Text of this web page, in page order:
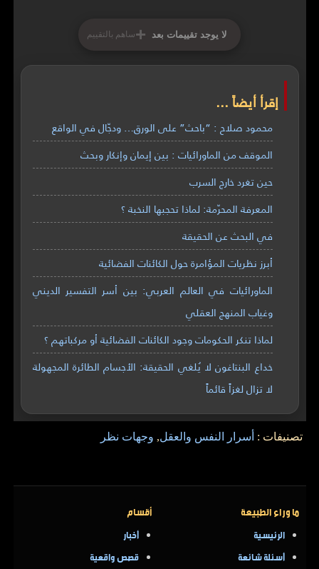
لا يوجد تقييمات بعد +ساهم بالتقييم
إقرأ أيضاً ...
محمود صلاح : “باحث” على الورق… ودجّال في الواقع
الموقف من الماورائيات : بين إيمان وإنكار وبحث
حين تغرد خارج السرب
المعرفة المحرّمة: لماذا تحجبها النخبة ؟
في البحث عن الحقيقة
أبرز نظريات المؤامرة حول الكائنات الفضائية
الماورائيات في العالم العربي: بين أسر التفسير الديني
وغياب المنهج العقلي
لماذا تنكر الحكومات وجود الكائنات الفضائية أو مركباتهم ؟
خداع البنتاغون لا يُلغي الحقيقة: الأجسام الطائرة المجهولة
لا تزال لغزاً قائماً
تصنيفات : أسرار النفس والعقل, وجهات نظر
ما وراء الطبيعة
الرئيسية
أسئلة شائعة
أقسام
أخبار
قصص واقعية